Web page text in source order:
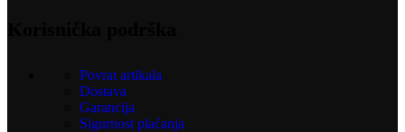
Povrat artikala
Dostava
Garancija
Sigurnost plaćanja